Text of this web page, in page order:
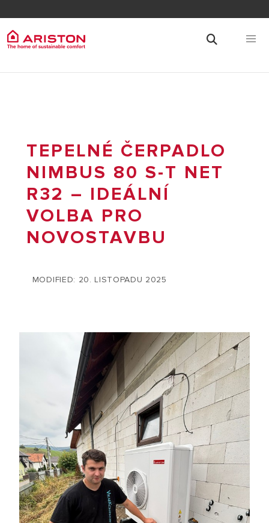
TEPELNÉ ČERPADLO
NIMBUS 80 S-T NET
R32 – IDEÁLNÍ
VOLBA PRO
NOVOSTAVBU
MODIFIED: 20. LISTOPADU 2025